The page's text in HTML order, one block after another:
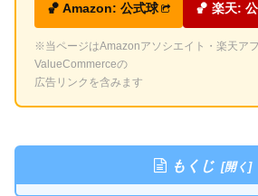
🏀 Amazon: 公式球 🏀 楽天:
※当ページはAmazonアソシエイト・楽天ア
ValueCommerceの
広告リンクを含みます
もくじ